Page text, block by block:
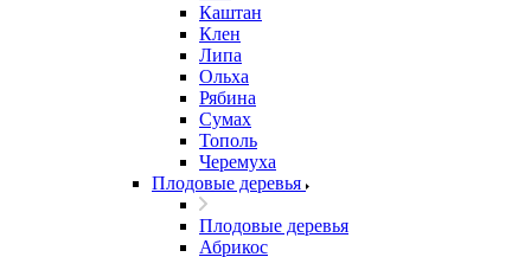
Каштан
Клен
Липа
Ольха
Рябина
Сумах
Тополь
Черемуха
Плодовые деревья
Плодовые деревья
Абрикос